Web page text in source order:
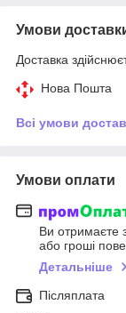
Умови
Доставка
Нова Пошта
Всі умови
Умови оплати
Ви отримаєте
або гроші
Детальніше
Післяплата